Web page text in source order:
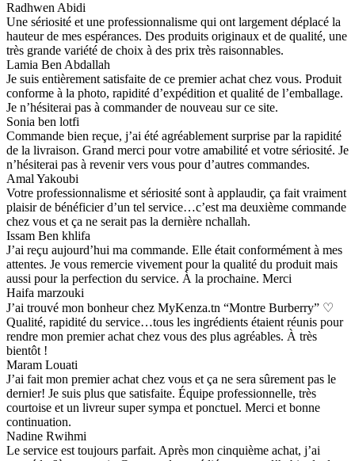
Radhwen Abidi
Une sériosité et une professionnalisme qui ont largement déplacé la
hauteur de mes espérances. Des produits originaux et de qualité, une
très grande variété de choix à des prix très raisonnables.
Lamia Ben Abdallah
Je suis entièrement satisfaite de ce premier achat chez vous. Produit
conforme à la photo, rapidité d’expédition et qualité de l’emballage.
Je n’hésiterai pas à commander de nouveau sur ce site.
Sonia ben lotfi
Commande bien reçue, j’ai été agréablement surprise par la rapidité
de la livraison. Grand merci pour votre amabilité et votre sériosité. Je
n’hésiterai pas à revenir vers vous pour d’autres commandes.
Amal Yakoubi
Votre professionnalisme et sériosité sont à applaudir, ça fait vraiment
plaisir de bénéficier d’un tel service…c’est ma deuxième commande
chez vous et ça ne serait pas la dernière nchallah.
Issam Ben khlifa
J’ai reçu aujourd’hui ma commande. Elle était conformément à mes
attentes. Je vous remercie vivement pour la qualité du produit mais
aussi pour la perfection du service. À la prochaine. Merci
Haifa marzouki
J’ai trouvé mon bonheur chez MyKenza.tn “Montre Burberry” ♡
Qualité, rapidité du service…tous les ingrédients étaient réunis pour
rendre mon premier achat chez vous des plus agréables. À très
bientôt !
Maram Louati
J’ai fait mon premier achat chez vous et ça ne sera sûrement pas le
dernier! Je suis plus que satisfaite. Équipe professionnelle, très
courtoise et un livreur super sympa et ponctuel. Merci et bonne
continuation.
Nadine Rwihmi
Le service est toujours parfait. Après mon cinquième achat, j’ai